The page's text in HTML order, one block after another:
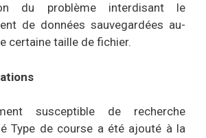
du problème interdisant le
de données sauvegardées au-
certaine taille de fichier.
susceptible de recherche
Type de course a été ajouté à la